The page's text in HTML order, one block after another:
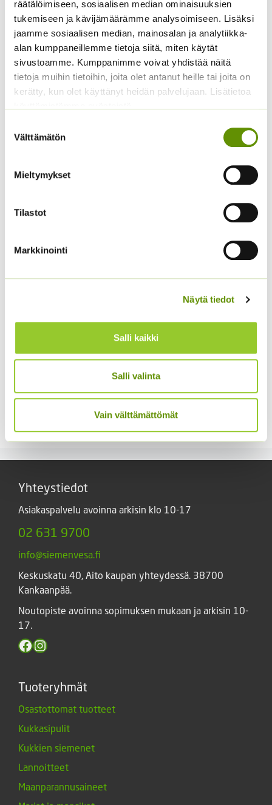
räätälöimiseen, sosiaalisen median ominaisuuksien
tukemiseen ja kävijämäärämme analysoimiseen. Lisäksi
jaamme sosiaalisen median, mainosalan ja analytiikka-
alan kumppaneillemme tietoja siitä, miten käytät
sivustoamme. Kumppanimme voivat yhdistää näitä
tietoja muihin tietoihin, joita olet antanut heille tai joita on
kerätty, kun olet käyttänyt heidän palvelujaan. Lisätietoa
valinta
Välttämätön
Mieltymykset
Tilastot
Markkinointi
Näytä tiedot
Salli kaikki
Salli valinta
Vain välttämättömät
Kääpiöauringonkukka
Pacino Mix
3,60 Sisältää arvonlisäveron
Kääpiöauringonkukka
Pacino Gold
€ Sisältää arvonlisäveron
Kiinanasteri Fan
3,90€ Sisältää arvonlisäveron
Kiinanasteri Matador
Hämähäkkikukka
Tarhakehäkukka Bon
Yhteystiedot
Asiakaspalvelu avoinna arkisin klo 10-17
02 631 9700
info@siemenvesa.fi
Keskuskatu 40, Aito kaupan yhteydessä. 38700
Kankaanpää.
Noutopiste avoinna sopimuksen mukaan ja arkisin 10-
17.
Facebook
Instagram
Tuoteryhmät
Osastottomat tuotteet
Kukkasipulit
Kukkien siemenet
Lannoitteet
Maanparannusaineet